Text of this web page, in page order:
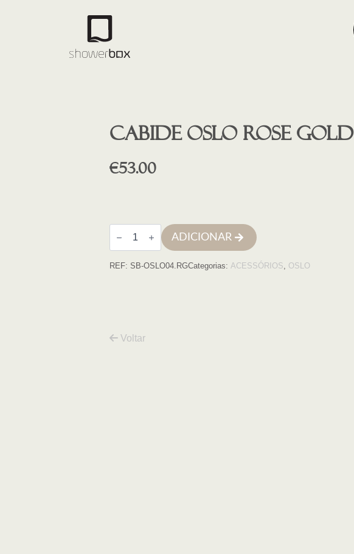
Cabide OSLO ROSE GOLD
€53.00
Quantidade
de
Cabide
ROSE
ADICIONAR
REF: SB-OSLO04.RGCategorias: ACESSÓRIOS, OSLO
Voltar